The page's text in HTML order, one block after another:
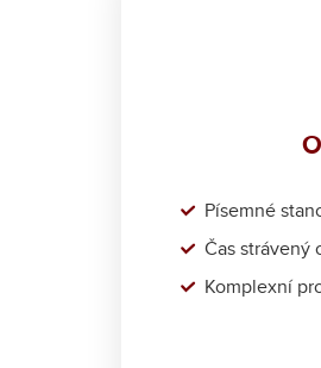
Písemné
Čas strávený
Komplexní